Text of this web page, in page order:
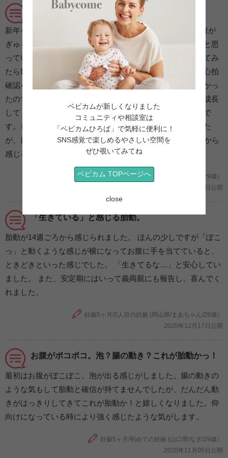
すぐそばで成長を感じとれる胎動に感動！
新年を迎えて正月太りでふっくらし始めた18週2日目。お腹が
ぎゅるぎゅる動いて、初めは食べ物を消化している音かなと思
っていたのですが、頻度や時間帯が合わなかったので調べてみ
たら世に言う初めての「胎動」でした。それまでは検診で心拍
確認をすることでしか赤ちゃんの無事を知ることができなかっ
たので、胎動を感じ始めてからは、すぐそばで毎日元気に成長
してくれているのだという実感が湧き、とても嬉しかったで
す。しばらくは夫にはわからない私だけの胎動の感覚でした
が、日を経るごとに動きも大きくなり、20週頃には夫も外から
感じることができて喜んでいました。
妊娠5ヶ月/初めての妊娠 (東京都/あおばくんのママ/29歳）
2021年04月19日公開
「生きている」と感じる胎動。
胎動が14週ごろから感じられました。 ほんの少しですが「ぽこ
っ」と動くような感じが横になってお腹に手を当てていると、
ときどきといった感じでした。 「生きてるな…」と安心してい
ました。 また、安定期にはいって義両親にも報告し、喜んでく
れました。
妊娠5ヶ月/2人目の妊娠 (岡山県/まあちゃん/29歳）
2020年12月17日公開
お腹がポコポコ。泡？腸の動き？これが胎動かっ！
最初はお腹がぽこぽこ、泡が出る感じがしました。腸の動きの
ような気もして胎動と確信が持てませんでしたが、だんだん動
きがはっきりしてきてこれが胎動か！と嬉しくなりました。仰
向けになっている時により強く感じたような気がします。
妊娠5ヶ月/初めての妊娠 (山口県/なぎ/29歳）
2020年11月05日公開
ベビカムが新しくなりました
コミュニティや相談室は
「ベビカムひろば」で気軽に便利に！
SNS感覚で楽しめるやさしい空間を
ぜひ覗いてみてね
ベビカム TOPページへ
close